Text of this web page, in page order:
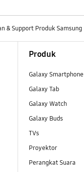
& Support Produk Samsung
Produk
Galaxy Smartphone
Galaxy Tab
Galaxy Watch
Galaxy Buds
TVs
Proyektor
Perangkat Suara